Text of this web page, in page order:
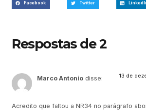
Facebook Twitter
Respostas de 2
Marco Antonio disse: 13 de
Acredito que faltou a NR34 no parágrafo